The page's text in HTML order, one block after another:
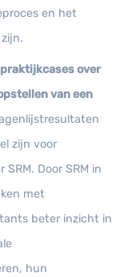
en het
over
van een
zijn voor
Door SRM in
met
beter inzicht in
hun